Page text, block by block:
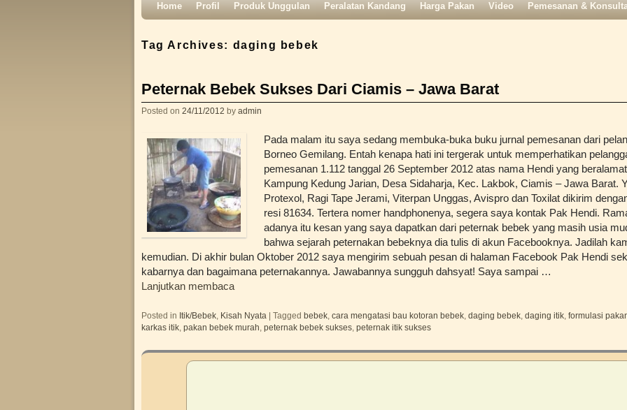
Home Profil Produk Unggulan Peralatan Kandang Harga Pakan Video Pemesanan &
Tag Archives: daging bebek
Peternak Bebek Sukses Dari Ciamis – Jawa Barat
Posted on 24/11/2012 by admin
Pada malam itu saya sedang membuka-buka buku jurnal pemesanan dari
Borneo Gemilang. Entah kenapa hati ini tergerak untuk memperhatikan
pemesanan 1.112 tanggal 26 September 2012 atas nama Hendi yang
Kampung Kedung Jarian, Desa Sidaharja, Kec. Lakbok, Ciamis – Jawa Barat.
Protexol, Ragi Tape Jerami, Viterpan Unggas, Avispro dan Toxilat dikirim
resi 81634. Tertera nomer handphonenya, segera saya kontak Pak Hendi.
adanya itu kesan yang saya dapatkan dari peternak bebek yang masih usia
bahwa sejarah peternakan bebeknya dia tulis di akun Facebooknya. Jadilah
kemudian. Di akhir bulan Oktober 2012 saya mengirim sebuah pesan di halaman Facebook Pak Hendi
kabarnya dan bagaimana peternakannya. Jawabannya sungguh dahsyat! Saya sampai …
Lanjutkan membaca
Posted in Itik/Bebek Kisah Nyata Tagged bebek cara mengatasi bau kotoran bebek daging bebek daging itik formulasi
karkas itik pakan bebek murah peternak bebek sukses peternak itik sukses